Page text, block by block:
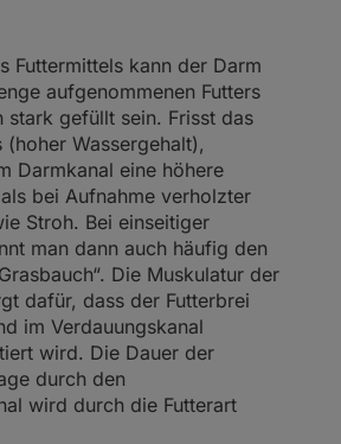
Futtermittels kann der Darm
aufgenommenen Futters
stark gefüllt sein. Frisst das
(hoher Wassergehalt),
Darmkanal eine höhere
bei Aufnahme verholzter
Stroh. Bei einseitiger
man dann auch häufig den
Die Muskulatur der
dafür, dass der Futterbrei
im Verdauungskanal
wird. Die Dauer der
durch den
wird durch die Futterart